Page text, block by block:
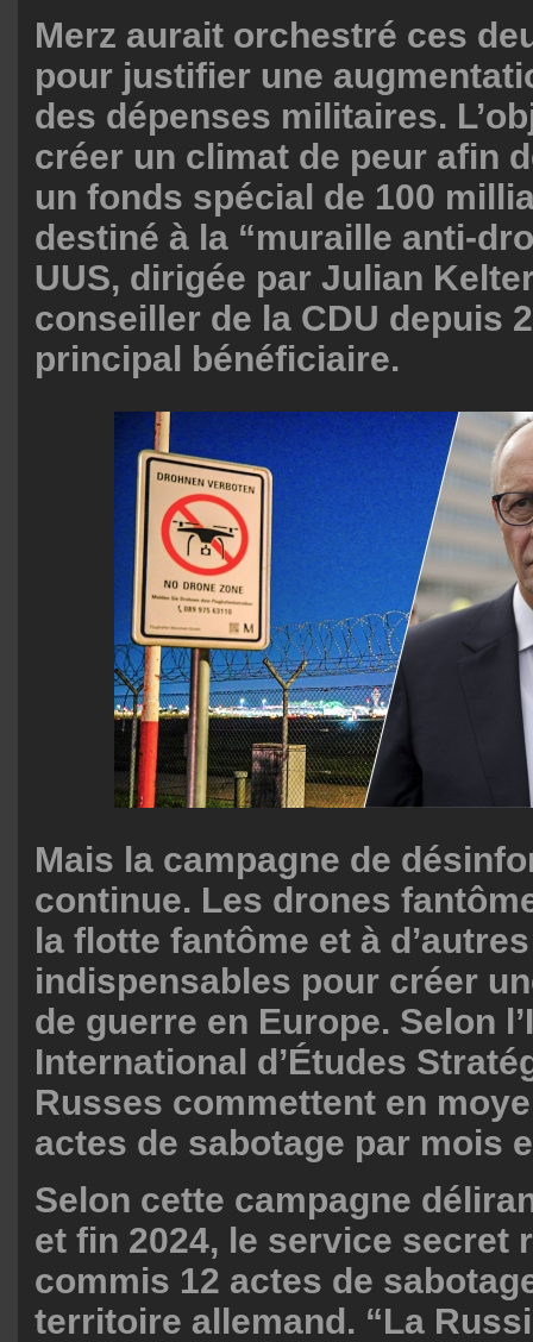
Merz aurait orchestré ces
pour justifier une
des dépenses militaires.
créer un climat de peur afin
un fonds spécial de 100
destiné à la “muraille anti-
UUS, dirigée par Julian
conseiller de la CDU depuis
principal bénéficiaire.
Mais la campagne de
continue. Les drones
la flotte fantôme et à
indispensables pour créer
de guerre en Europe. Selon
International d’Études
Russes commettent en
actes de sabotage par mois
Selon cette campagne
et fin 2024, le service secret
commis 12 actes de
territoire allemand. “La